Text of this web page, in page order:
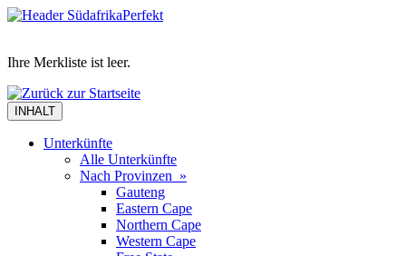
Ihre Merkliste ist leer.
INHALT
Unterkünfte
Alle Unterkünfte
Nach Provinzen »
Gauteng
Eastern Cape
Northern Cape
Western Cape